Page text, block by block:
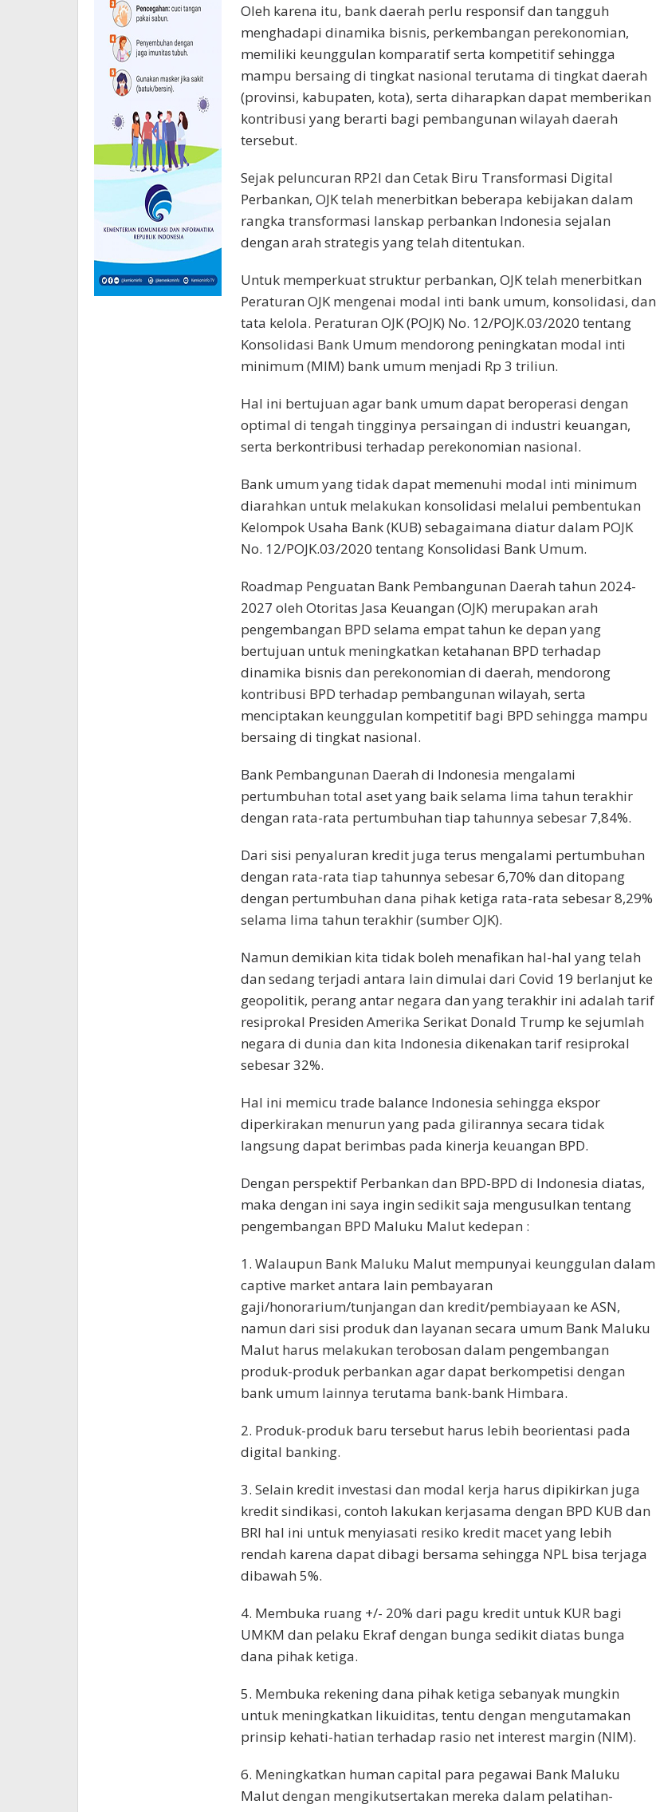
Oleh karena itu, bank daerah perlu responsif dan tangguh
menghadapi dinamika bisnis, perkembangan perekonomian,
memiliki keunggulan komparatif serta kompetitif sehingga
mampu bersaing di tingkat nasional terutama di tingkat daerah
(provinsi, kabupaten, kota), serta diharapkan dapat memberikan
kontribusi yang berarti bagi pembangunan wilayah daerah
tersebut.
Sejak peluncuran RP2I dan Cetak Biru Transformasi Digital
Perbankan, OJK telah menerbitkan beberapa kebijakan dalam
rangka transformasi lanskap perbankan Indonesia sejalan
dengan arah strategis yang telah ditentukan.
Untuk memperkuat struktur perbankan, OJK telah menerbitkan
Peraturan OJK mengenai modal inti bank umum, konsolidasi, dan
tata kelola. Peraturan OJK (POJK) No. 12/POJK.03/2020 tentang
Konsolidasi Bank Umum mendorong peningkatan modal inti
minimum (MIM) bank umum menjadi Rp 3 triliun.
Hal ini bertujuan agar bank umum dapat beroperasi dengan
optimal di tengah tingginya persaingan di industri keuangan,
serta berkontribusi terhadap perekonomian nasional.
Bank umum yang tidak dapat memenuhi modal inti minimum
diarahkan untuk melakukan konsolidasi melalui pembentukan
Kelompok Usaha Bank (KUB) sebagaimana diatur dalam POJK
No. 12/POJK.03/2020 tentang Konsolidasi Bank Umum.
Roadmap Penguatan Bank Pembangunan Daerah tahun 2024-
2027 oleh Otoritas Jasa Keuangan (OJK) merupakan arah
pengembangan BPD selama empat tahun ke depan yang
bertujuan untuk meningkatkan ketahanan BPD terhadap
dinamika bisnis dan perekonomian di daerah, mendorong
kontribusi BPD terhadap pembangunan wilayah, serta
menciptakan keunggulan kompetitif bagi BPD sehingga mampu
bersaing di tingkat nasional.
Bank Pembangunan Daerah di Indonesia mengalami
pertumbuhan total aset yang baik selama lima tahun terakhir
dengan rata-rata pertumbuhan tiap tahunnya sebesar 7,84%.
Dari sisi penyaluran kredit juga terus mengalami pertumbuhan
dengan rata-rata tiap tahunnya sebesar 6,70% dan ditopang
dengan pertumbuhan dana pihak ketiga rata-rata sebesar 8,29%
selama lima tahun terakhir (sumber OJK).
Namun demikian kita tidak boleh menafikan hal-hal yang telah
dan sedang terjadi antara lain dimulai dari Covid 19 berlanjut ke
geopolitik, perang antar negara dan yang terakhir ini adalah tarif
resiprokal Presiden Amerika Serikat Donald Trump ke sejumlah
negara di dunia dan kita Indonesia dikenakan tarif resiprokal
sebesar 32%.
Hal ini memicu trade balance Indonesia sehingga ekspor
diperkirakan menurun yang pada gilirannya secara tidak
langsung dapat berimbas pada kinerja keuangan BPD.
Dengan perspektif Perbankan dan BPD-BPD di Indonesia diatas,
maka dengan ini saya ingin sedikit saja mengusulkan tentang
pengembangan BPD Maluku Malut kedepan :
1. Walaupun Bank Maluku Malut mempunyai keunggulan dalam
captive market antara lain pembayaran
gaji/honorarium/tunjangan dan kredit/pembiayaan ke ASN,
namun dari sisi produk dan layanan secara umum Bank Maluku
Malut harus melakukan terobosan dalam pengembangan
produk-produk perbankan agar dapat berkompetisi dengan
bank umum lainnya terutama bank-bank Himbara.
2. Produk-produk baru tersebut harus lebih beorientasi pada
digital banking.
3. Selain kredit investasi dan modal kerja harus dipikirkan juga
kredit sindikasi, contoh lakukan kerjasama dengan BPD KUB dan
BRI hal ini untuk menyiasati resiko kredit macet yang lebih
rendah karena dapat dibagi bersama sehingga NPL bisa terjaga
dibawah 5%.
4. Membuka ruang +/- 20% dari pagu kredit untuk KUR bagi
UMKM dan pelaku Ekraf dengan bunga sedikit diatas bunga
dana pihak ketiga.
5. Membuka rekening dana pihak ketiga sebanyak mungkin
untuk meningkatkan likuiditas, tentu dengan mengutamakan
prinsip kehati-hatian terhadap rasio net interest margin (NIM).
6. Meningkatkan human capital para pegawai Bank Maluku
Malut dengan mengikutsertakan mereka dalam pelatihan-